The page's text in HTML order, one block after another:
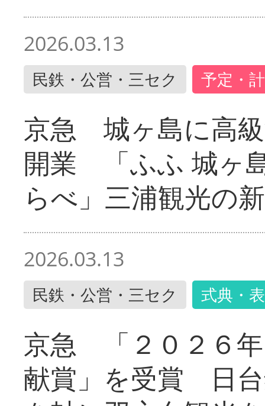
2026.03.13
民鉄・公営・三セク 予定・
京急 城ヶ島に高
開業 「ふふ 城ヶ
らべ」三浦観光の
2026.03.13
民鉄・公営・三セク 式典・
京急 「２０２６
献賞」を受賞 日